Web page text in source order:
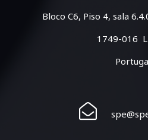
Bloco C6, Piso 4, sala
1749-016